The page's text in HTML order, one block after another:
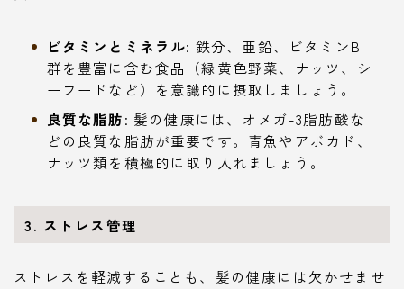
ビタミンとミネラル: 鉄分、亜鉛、ビタミンB
群を豊富に含む食品（緑黄色野菜、ナッツ、シ
ーフードなど）を意識的に摂取しましょう。
良質な脂肪: 髪の健康には、オメガ-3脂肪酸な
どの良質な脂肪が重要です。青魚やアボカド、
ナッツ類を積極的に取り入れましょう。
3. ストレス管理
ストレスを軽減することも、髪の健康には欠かせませ